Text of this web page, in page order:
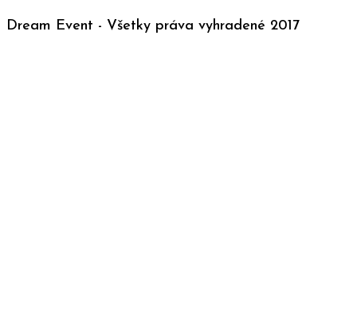
Dream Event - Všetky práva vyhradené 2017